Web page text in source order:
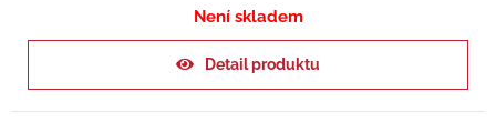
Není skladem
Detail produktu